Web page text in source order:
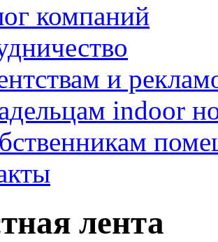
компаний
и
indoor
лента